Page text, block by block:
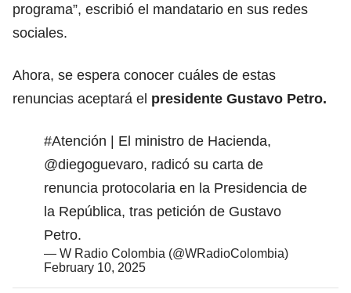
programa”, escribió el mandatario en sus redes
sociales.
Ahora, se espera conocer cuáles de estas
renuncias aceptará el presidente Gustavo Petro.
#Atención | El ministro de Hacienda,
@diegoguevaro, radicó su carta de
renuncia protocolaria en la Presidencia de
la República, tras petición de Gustavo
Petro.
— W Radio Colombia (@WRadioColombia)
February 10, 2025